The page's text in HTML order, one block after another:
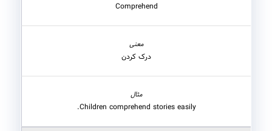
Comprehend
درک کردن
Children comprehend stories easily.